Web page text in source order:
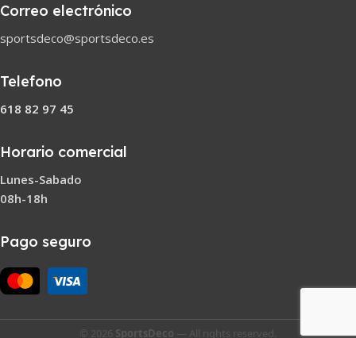
Correo electrónico
sportsdeco@sportsdeco.es
Telefono
618 82 97 45
Horario comercial
Lunes-Sabado
08h-18h
Pago seguro
© 2026 SportsDeco — All rights reserved.